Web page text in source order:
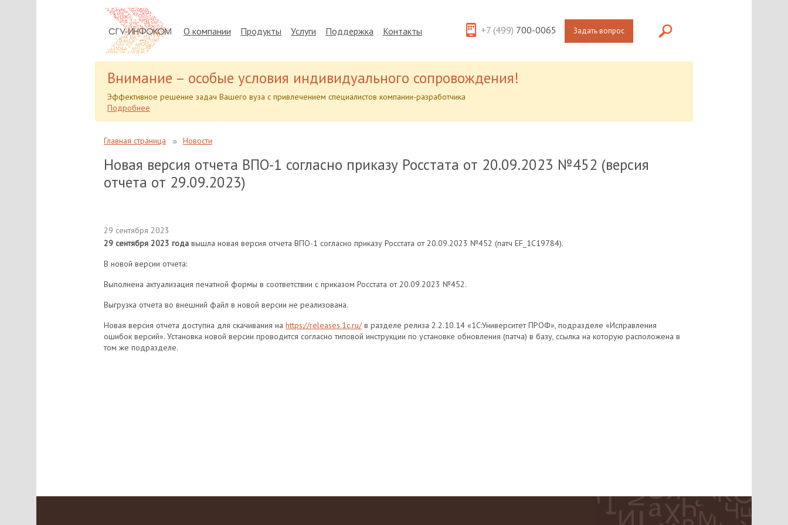
О компании Продукты Услуги Поддержка Контакты +7 (499) 700-0065 Задать вопрос
Внимание – особые условия индивидуального сопровождения!
Эффективное решение задач Вашего вуза с привлечением специалистов компании-разработчика
Подробнее
Главная страница Новости
Новая версия отчета ВПО-1 согласно приказу Росстата от 20.09.2023 №452 (версия
отчета от 29.09.2023)
29 сентября 2023
29 сентября 2023 года вышла новая версия отчета ВПО-1 согласно приказу Росстата от 20.09.2023 №452 (патч EF_1C19784).
В новой версии отчета:
Выполнена актуализация печатной формы в соответствии с приказом Росстата от 20.09.2023 №452.
Выгрузка отчета во внешний файл в новой версии не реализована.
Новая версия отчета доступна для скачивания на https://releases.1c.ru/в разделе релиза 2.2.10.14 «1С:Университет ПРОФ», подразделе «Исправления
ошибок версий». Установка новой версии проводится согласно типовой инструкции по установке обновления (патча) в базу, ссылка на которую расположена в
том же подразделе.